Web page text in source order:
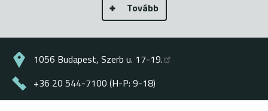
Tovább
1056 Budapest, Szerb u. 17-19.
+36 20 544-7100 (H-P: 9-18)